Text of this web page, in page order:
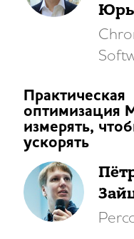
Практическая
оптимизация
измерять,
ускорять